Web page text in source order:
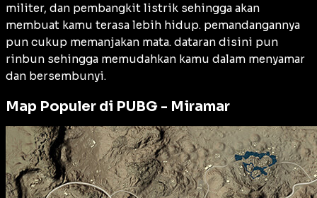
militer, dan pembangkit listrik sehingga akan
membuat kamu terasa lebih hidup. pemandangannya
pun cukup memanjakan mata. dataran disini pun
rinbun sehingga memudahkan kamu dalam menyamar
dan bersembunyi.
Map Populer di PUBG - Miramar